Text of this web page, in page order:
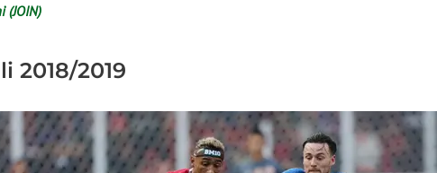
(JOIN)
2018/2019